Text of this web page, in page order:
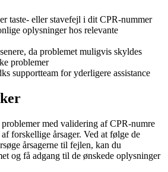
taste- eller stavefejl i dit CPR-nummer
oplysninger hos relevante
da problemet muligvis skyldes
problemer
supportteam for yderligere assistance
med validering af CPR-numre
forskellige årsager. Ved at følge de
årsagerne til fejlen, kan du
og få adgang til de ønskede oplysninger